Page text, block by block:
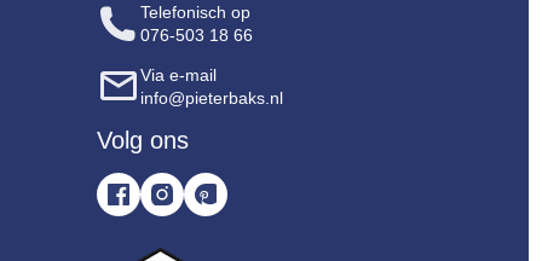
Telefonisch op
076-503 18 66
Via e-mail
info@pieterbaks.nl
Volg ons